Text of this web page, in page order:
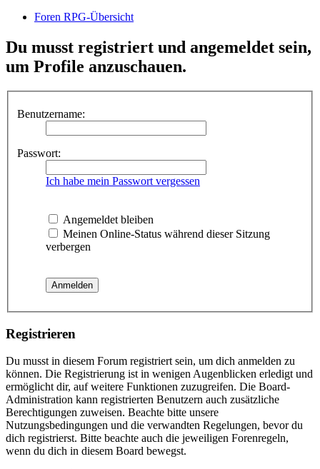
Foren RPG-Übersicht
Du musst registriert und angemeldet sein,
um Profile anzuschauen.
Benutzername:
Passwort:
Ich habe mein Passwort vergessen
Angemeldet bleiben
Meinen Online-Status während dieser Sitzung
verbergen
Registrieren
Du musst in diesem Forum registriert sein, um dich anmelden zu
können. Die Registrierung ist in wenigen Augenblicken erledigt und
ermöglicht dir, auf weitere Funktionen zuzugreifen. Die Board-
Administration kann registrierten Benutzern auch zusätzliche
Berechtigungen zuweisen. Beachte bitte unsere
Nutzungsbedingungen und die verwandten Regelungen, bevor du
dich registrierst. Bitte beachte auch die jeweiligen Forenregeln,
wenn du dich in diesem Board bewegst.